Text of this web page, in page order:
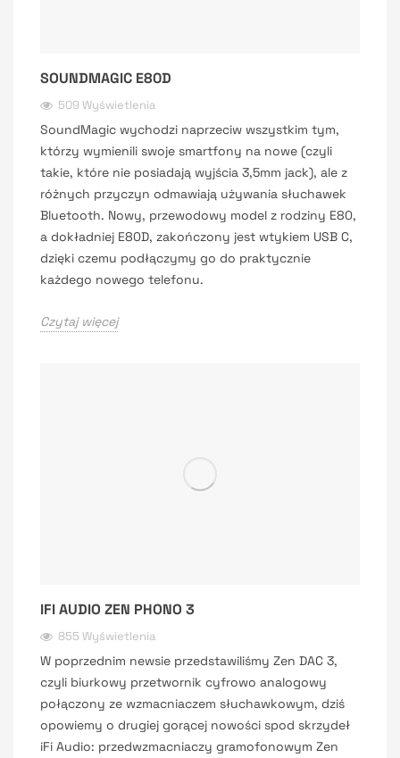
SOUNDMAGIC E80D
509 Wyświetlenia
SoundMagic wychodzi naprzeciw wszystkim tym,
którzy wymienili swoje smartfony na nowe (czyli
takie, które nie posiadają wyjścia 3,5mm jack), ale z
różnych przyczyn odmawiają używania słuchawek
Bluetooth. Nowy, przewodowy model z rodziny E80,
a dokładniej E80D, zakończony jest wtykiem USB C,
dzięki czemu podłączymy go do praktycznie
każdego nowego telefonu.
Czytaj więcej
IFI AUDIO ZEN PHONO 3
855 Wyświetlenia
W poprzednim newsie przedstawiliśmy Zen DAC 3,
czyli biurkowy przetwornik cyfrowo analogowy
połączony ze wzmacniaczem słuchawkowym, dziś
opowiemy o drugiej gorącej nowości spod skrzydeł
iFi Audio: przedwzmacniaczy gramofonowym Zen